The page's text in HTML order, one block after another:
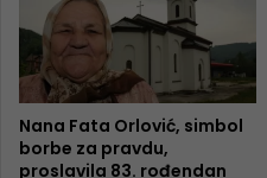
Nana Fata Orlović, simbol
borbe za pravdu,
proslavila 83. rođendan